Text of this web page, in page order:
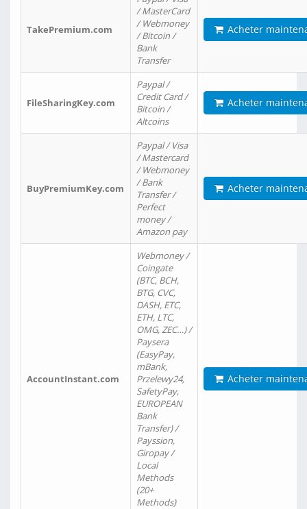
TakePremium.com
/ MasterCard
/ Webmoney
/ Bitcoin /
Bank
Transfer
Acheter
FileSharingKey.com
Paypal /
Credit Card /
Bitcoin /
Altcoins
Acheter
BuyPremiumKey.com
Paypal / Visa
/ Mastercard
/ Webmoney
/ Bank
Transfer /
Perfect
money /
Amazon pay
Acheter
AccountInstant.com
Webmoney /
Coingate
(BTC, BCH,
BTG, CVC,
DASH, ETC,
ETH, LTC,
OMG, ZEC…) /
Paysera
(EasyPay,
mBank,
Przelewy24,
SafetyPay,
EUROPEAN
Bank
Transfer) /
Payssion,
Giropay /
Local
Methods
(20+
Methods)
Acheter